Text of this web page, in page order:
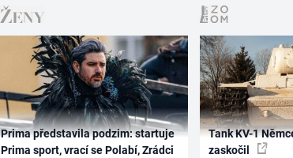
Prima představila podzim: startuje
Prima sport, vrací se Polabí, Zrádci
Tank KV-1
zaskočil